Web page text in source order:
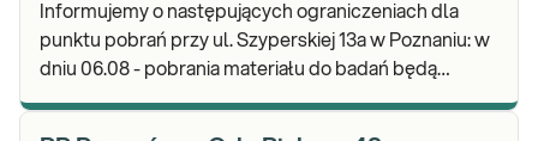
Informujemy o następujących ograniczeniach dla
punktu pobrań przy ul. Szyperskiej 13a w Poznaniu: w
dniu 06.08 - pobrania materiału do badań będą